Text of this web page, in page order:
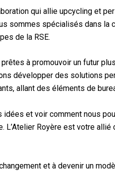
qui allie upcycling et
sommes spécialisés dans la
de la RSE.
à promouvoir un futur
développer des solutions
allant des éléments de
idées et voir comment nous
L’Atelier Royère est votre
et à devenir un